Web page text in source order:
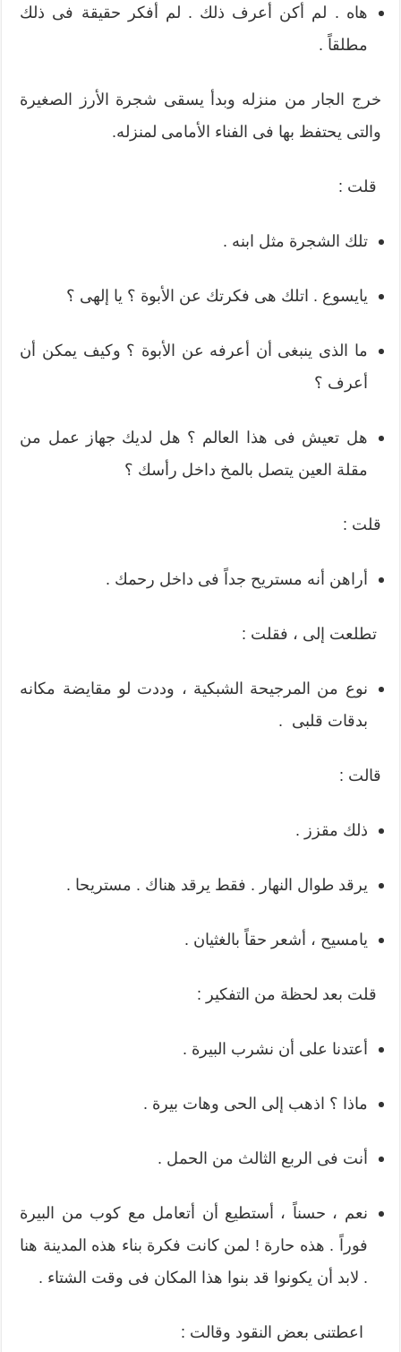
هاه . لم أكن أعرف ذلك . لم أفكر حقيقة فى ذلك
مطلقاً .
خرج الجار من منزله وبدأ يسقى شجرة الأرز الصغيرة
والتى يحتفظ بها فى الفناء الأمامى لمنزله.
قلت :
تلك الشجرة مثل ابنه .
يايسوع . اتلك هى فكرتك عن الأبوة ؟ يا إلهى ؟
ما الذى ينبغى أن أعرفه عن الأبوة ؟ وكيف يمكن أن
أعرف ؟
هل تعيش فى هذا العالم ؟ هل لديك جهاز عمل من
مقلة العين يتصل بالمخ داخل رأسك ؟
قلت :
أراهن أنه مستريح جداً فى داخل رحمك .
تطلعت إلى ، فقلت :
نوع من المرجيحة الشبكية ، وددت لو مقايضة مكانه
بدقات قلبى .
قالت :
ذلك مقزز .
يرقد طوال النهار . فقط يرقد هناك . مستريحا .
يامسيح ، أشعر حقاً بالغثيان .
قلت بعد لحظة من التفكير :
أعتدنا على أن نشرب البيرة .
ماذا ؟ اذهب إلى الحى وهات بيرة .
أنت فى الربع الثالث من الحمل .
نعم ، حسناً ، أستطيع أن أتعامل مع كوب من البيرة
فوراً . هذه حارة ! لمن كانت فكرة بناء هذه المدينة هنا
. لابد أن يكونوا قد بنوا هذا المكان فى وقت الشتاء .
اعطتنى بعض النقود وقالت :